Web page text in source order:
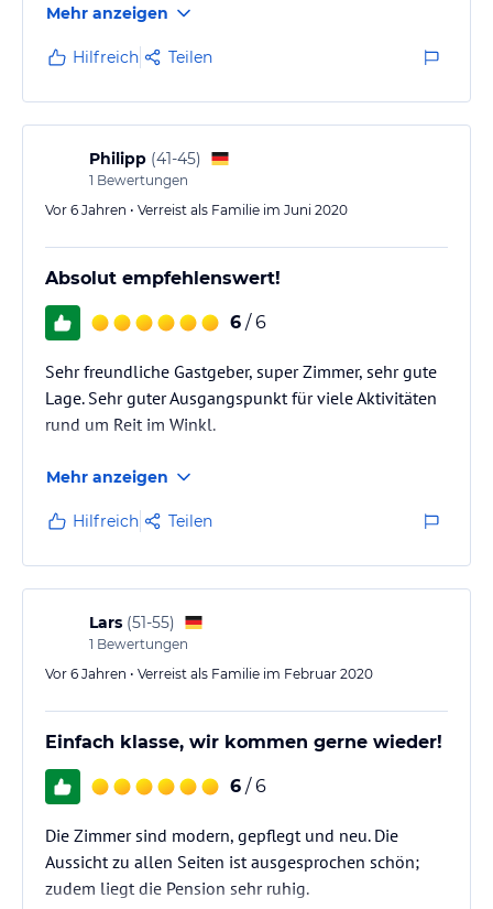
Mehr anzeigen
Hilfreich Teilen
Philipp (41-45)
1 Bewertungen
Vor 6 Jahren • Verreist als Familie im Juni 2020
Absolut empfehlenswert!
6 / 6
Sehr freundliche Gastgeber, super Zimmer, sehr gute
Lage. Sehr guter Ausgangspunkt für viele Aktivitäten
rund um Reit im Winkl.
Mehr anzeigen
Hilfreich Teilen
Lars (51-55)
1 Bewertungen
Vor 6 Jahren • Verreist als Familie im Februar 2020
Einfach klasse, wir kommen gerne wieder!
6 / 6
Die Zimmer sind modern, gepflegt und neu. Die
Aussicht zu allen Seiten ist ausgesprochen schön;
zudem liegt die Pension sehr ruhig.